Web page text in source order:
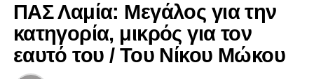
ΠΑΣ Λαμία: Μεγάλος για την
κατηγορία, μικρός για τον
εαυτό του / Του Νίκου Μώκου